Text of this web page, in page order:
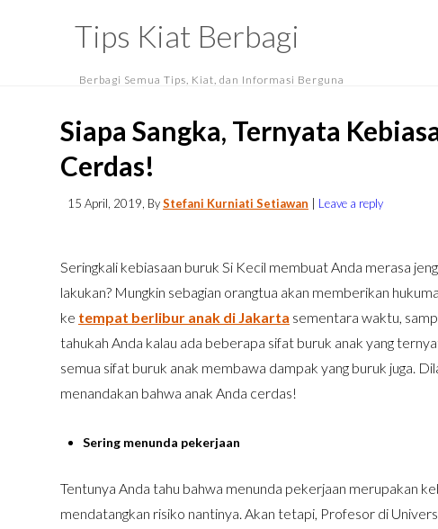
Tips Kiat Berbagi
Berbagi Semua Tips, Kiat, dan Informasi Berguna
Siapa Sangka, Ternyata
Cerdas!
15 April, 2019 , ByStefani Kurniati Setiawan Leave a reply
Seringkali kebiasaan buruk Si Kecil membuat Anda merasa
lakukan? Mungkin sebagian orangtua akan memberikan
ke tempat berlibur anak di Jakarta sementara waktu,
tahukah Anda kalau ada beberapa sifat buruk anak yang
semua sifat buruk anak membawa dampak yang buruk juga.
menandakan bahwa anak Anda cerdas!
Sering menunda pekerjaan
Tentunya Anda tahu bahwa menunda pekerjaan merupakan
mendatangkan risiko nantinya. Akan tetapi, Profesor di